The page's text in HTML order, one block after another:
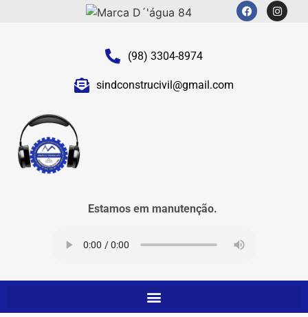
(98) 3304-8974
sindconstrucivil@gmail.com
Estamos em manutenção.